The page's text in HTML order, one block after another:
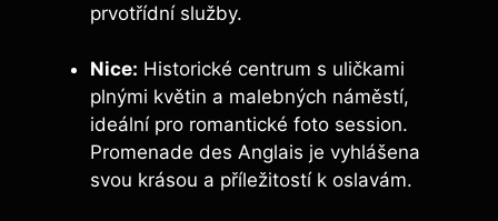
prvotřídní služby.
Nice: Historické centrum s uličkami
plnými květin a malebných náměstí,
ideální pro romantické foto session.
Promenade des Anglais je vyhlášena
svou krásou a příležitostí k oslavám.